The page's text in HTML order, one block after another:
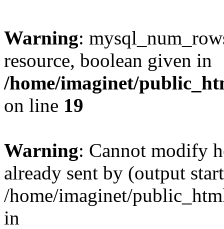
Warning:
resource, boolean given in
/home/imaginet/
on line 19
Warning: Cannot modify
already sent by (output
/home/imaginet/
in